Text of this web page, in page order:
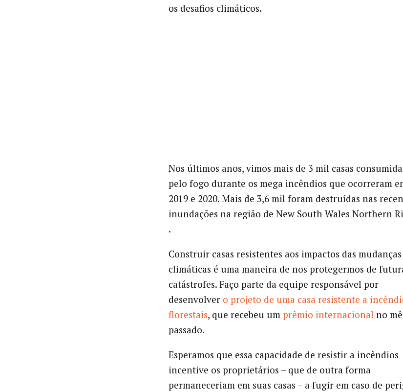
os desafios climáticos.
Nos últimos anos, vimos mais de 3 mil casas
pelo fogo durante os mega incêndios que ocorreram
2019 e 2020. Mais de 3,6 mil foram destruídas nas
inundações na região de New South Wales Northern
.
Construir casas resistentes aos impactos das mudanças
climáticas é uma maneira de nos protegermos de
catástrofes. Faço parte da equipe responsável por
desenvolver o projeto de uma casa resistente a
florestais, que recebeu um prêmio internacional no
passado.
Esperamos que essa capacidade de resistir a incêndios
incentive os proprietários – que de outra forma
permaneceriam em suas casas – a fugir em caso de